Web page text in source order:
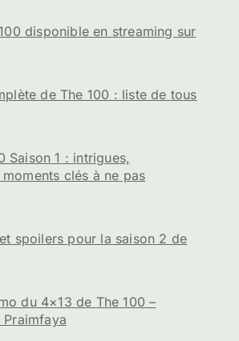
disponible en streaming sur
de The 100 : liste de tous
Saison 1 : intrigues,
clés à ne pas
spoilers pour la saison 2 de
du 4×13 de The 100 –
Praimfaya